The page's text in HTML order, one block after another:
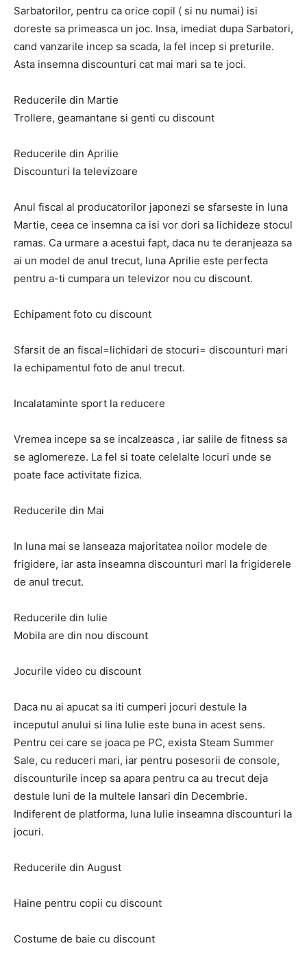
Sarbatorilor, pentru ca orice copil ( si nu numai) isi
doreste sa primeasca un joc. Insa, imediat dupa Sarbatori,
cand vanzarile incep sa scada, la fel incep si preturile.
Asta insemna discounturi cat mai mari sa te joci.
Reducerile din Martie
Trollere, geamantane si genti cu discount
Reducerile din Aprilie
Discounturi la televizoare
Anul fiscal al producatorilor japonezi se sfarseste in luna
Martie, ceea ce insemna ca isi vor dori sa lichideze stocul
ramas. Ca urmare a acestui fapt, daca nu te deranjeaza sa
ai un model de anul trecut, luna Aprilie este perfecta
pentru a-ti cumpara un televizor nou cu discount.
Echipament foto cu discount
Sfarsit de an fiscal=lichidari de stocuri= discounturi mari
la echipamentul foto de anul trecut.
Incalataminte sport la reducere
Vremea incepe sa se incalzeasca , iar salile de fitness sa
se aglomereze. La fel si toate celelalte locuri unde se
poate face activitate fizica.
Reducerile din Mai
In luna mai se lanseaza majoritatea noilor modele de
frigidere, iar asta inseamna discounturi mari la frigiderele
de anul trecut.
Reducerile din Iulie
Mobila are din nou discount
Jocurile video cu discount
Daca nu ai apucat sa iti cumperi jocuri destule la
inceputul anului si lina Iulie este buna in acest sens.
Pentru cei care se joaca pe PC, exista Steam Summer
Sale, cu reduceri mari, iar pentru posesorii de console,
discounturile incep sa apara pentru ca au trecut deja
destule luni de la multele lansari din Decembrie.
Indiferent de platforma, luna Iulie inseamna discounturi la
jocuri.
Reducerile din August
Haine pentru copii cu discount
Costume de baie cu discount